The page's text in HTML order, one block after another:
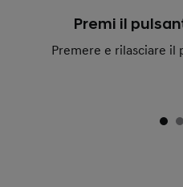
Premi il
Premere e rilasciare il